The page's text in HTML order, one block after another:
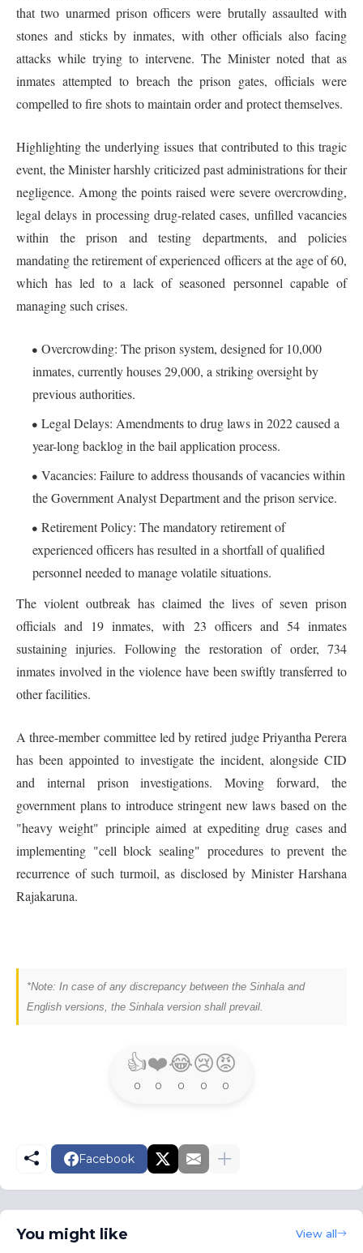
that two unarmed prison officers were brutally assaulted with
stones and sticks by inmates, with other officials also facing
attacks while trying to intervene. The Minister noted that as
inmates attempted to breach the prison gates, officials were
compelled to fire shots to maintain order and protect themselves.
Highlighting the underlying issues that contributed to this tragic
event, the Minister harshly criticized past administrations for their
negligence. Among the points raised were severe overcrowding,
legal delays in processing drug-related cases, unfilled vacancies
within the prison and testing departments, and policies
mandating the retirement of experienced officers at the age of 60,
which has led to a lack of seasoned personnel capable of
managing such crises.
Overcrowding: The prison system, designed for 10,000
inmates, currently houses 29,000, a striking oversight by
previous authorities.
Legal Delays: Amendments to drug laws in 2022 caused a
year-long backlog in the bail application process.
Vacancies: Failure to address thousands of vacancies within
the Government Analyst Department and the prison service.
Retirement Policy: The mandatory retirement of
experienced officers has resulted in a shortfall of qualified
personnel needed to manage volatile situations.
The violent outbreak has claimed the lives of seven prison
officials and 19 inmates, with 23 officers and 54 inmates
sustaining injuries. Following the restoration of order, 734
inmates involved in the violence have been swiftly transferred to
other facilities.
A three-member committee led by retired judge Priyantha Perera
has been appointed to investigate the incident, alongside CID
and internal prison investigations. Moving forward, the
government plans to introduce stringent new laws based on the
"heavy weight" principle aimed at expediting drug cases and
implementing "cell block sealing" procedures to prevent the
recurrence of such turmoil, as disclosed by Minister Harshana
Rajakaruna.
*Note: In case of any discrepancy between the Sinhala and
English versions, the Sinhala version shall prevail.
👍
0
❤️
0
😂
0
😢
0
😡
0
Facebook
You might like View all